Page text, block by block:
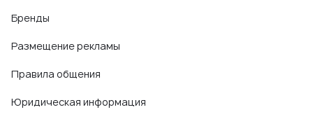
Бренды
Размещение рекламы
Правила общения
Юридическая информация